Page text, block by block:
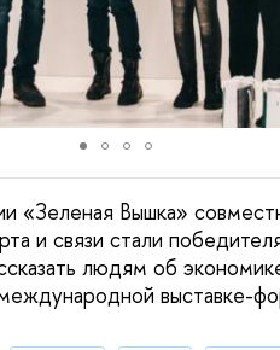
«Зеленая Вышка»
и связи стали
людям об
выставке-